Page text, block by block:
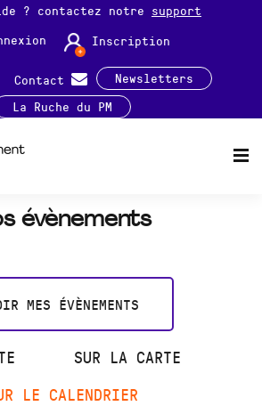
? contactez notre support
Inscription
Contact
Newsletters
La Ruche du PM
évènements
MES ÉVÈNEMENTS
SUR LA CARTE
LE CALENDRIER